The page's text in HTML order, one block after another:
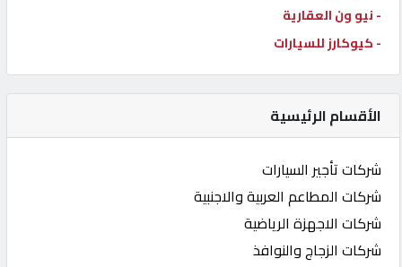
- نيو ون العقارية
- كيوكارز للسيارات
الأقسام الرئيسية
شركات تأجير السيارات
شركات المطاعم العربية والاجنبية
شركات الاجهزة الرياضية
شركات الزجاج والنوافذ